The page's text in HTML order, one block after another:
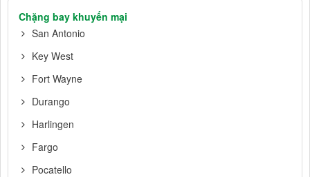
Chặng bay khuyến mại
San Antonio
Key West
Fort Wayne
Durango
Harlingen
Fargo
Pocatello